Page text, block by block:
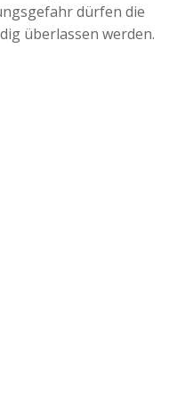
dürfen die
überlassen werden.